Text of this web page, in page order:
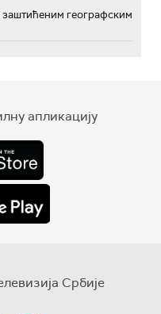
географским
апликацију
Србије